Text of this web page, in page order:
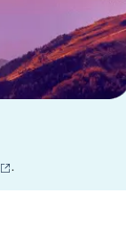
(se deschide într-o
.